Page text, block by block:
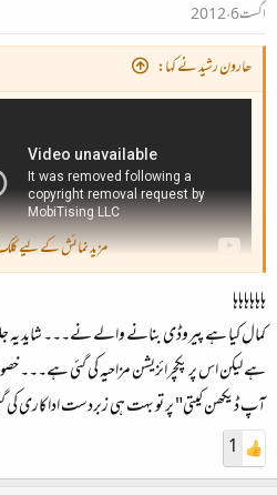
اگست 6، 2012
ھارون رشید نے کہا:
مزید نمائش کے لیے
ہاہاہاہاہاہا
کمال کیا ہے پیروڈی بنانے والے نے۔۔۔ شاید یہ
ہے لیکن اس پر پکچرائزیشن مزاحیہ کی گئی ہے۔۔۔
آپ ڈیکھن کیتی" پر تو بہت ہی زبردست اداکاری
1